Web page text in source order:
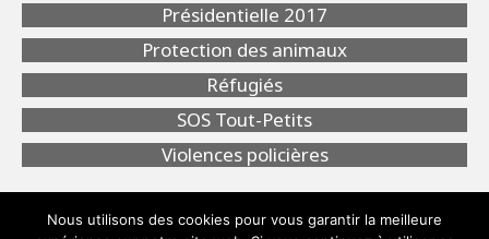
Présidentielle 2017
Protection des animaux
Réfugiés
SOS Tout-Petits
Violences policières
Nous utilisons des cookies pour vous garantir la meilleure